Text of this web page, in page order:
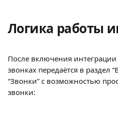
Логика работы
После включения
звонках передаётся в раздел
“Звонки” с возможностью
звонки: